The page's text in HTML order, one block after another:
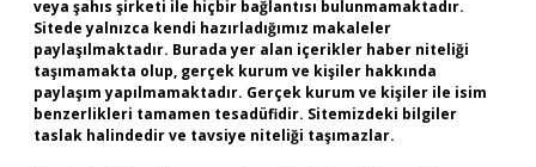
veya şahıs şirketi ile hiçbir bağlantısı bulunmamaktadır.
Sitede yalnızca kendi hazırladığımız makaleler
paylaşılmaktadır. Burada yer alan içerikler haber niteliği
taşımamakta olup, gerçek kurum ve kişiler hakkında
paylaşım yapılmamaktadır. Gerçek kurum ve kişiler ile isim
benzerlikleri tamamen tesadüfidir. Sitemizdeki bilgiler
taslak halindedir ve tavsiye niteliği taşımazlar.